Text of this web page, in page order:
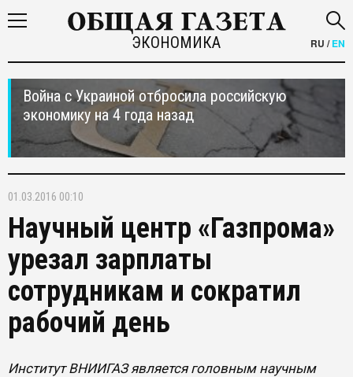
ЭКОНОМИКА RU /EN
Война с Украиной отбросила российскую
экономику на 4 года назад
01.03.2016 00:10
Научный центр «Газпрома»
урезал зарплаты
сотрудникам и сократил
рабочий день
​Институт ВНИИГАЗ является головным научным